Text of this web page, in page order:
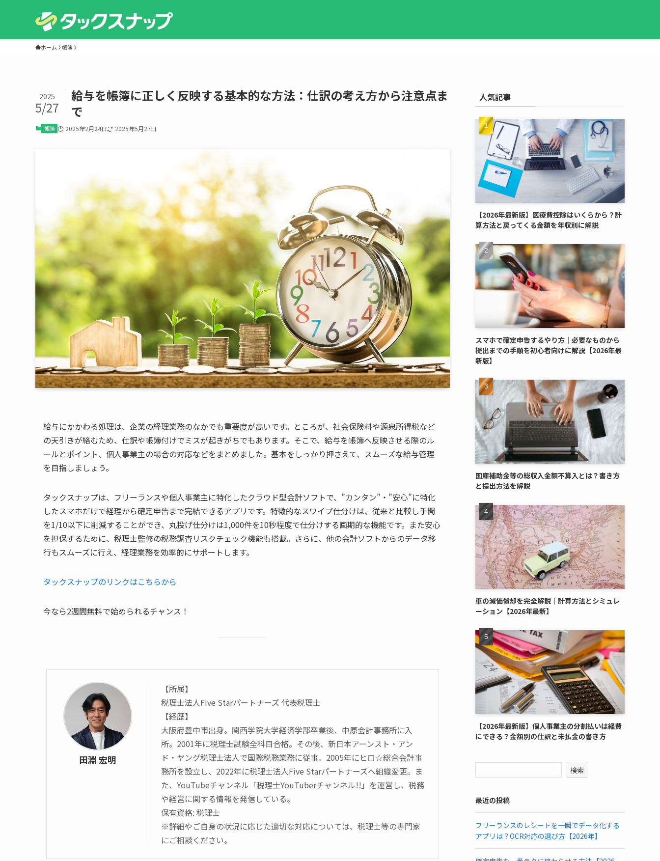
ホーム 帳簿
給与を帳簿に正しく反映する基本的な方法：仕訳の考え方から注意点ま
で
2025
5/27
帳簿 2025年2月24日 2025年5月27日
給与にかかわる処理は、企業の経理業務のなかでも重要度が高いです。ところが、社会保険料や源泉所得税など
の天引きが絡むため、仕訳や帳簿付けでミスが起きがちでもあります。そこで、給与を帳簿へ反映させる際のル
ールとポイント、個人事業主の場合の対応などをまとめました。基本をしっかり押さえて、スムーズな給与管理
を目指しましょう。
タックスナップは、フリーランスや個人事業主に特化したクラウド型会計ソフトで、”カンタン”・”安心”に特化
したスマホだけで経理から確定申告まで完結できるアプリです。特徴的なスワイプ仕分けは、従来と比較し手間
を1/10以下に削減することができ、丸投げ仕分けは1,000件を10秒程度で仕分けする画期的な機能です。また安心
を担保するために、税理士監修の税務調査リスクチェック機能も搭載。さらに、他の会計ソフトからのデータ移
行もスムーズに行え、経理業務を効率的にサポートします。
タックスナップのリンクはこちらから
今なら2週間無料で始められるチャンス！
田淵 宏明
【所属】
税理士法人Five Starパートナーズ 代表税理士
【経歴】
大阪府豊中市出身。関西学院大学経済学部卒業後、中原会計事務所に入
所。2001年に税理士試験全科目合格。その後、新日本アーンスト・アン
ド・ヤング税理士法人で国際税務業務に従事。2005年にヒロ☆総合会計事
務所を設立し、2022年に税理士法人Five Starパートナーズへ組織変更。ま
た、YouTubeチャンネル「税理士YouTuberチャンネル!!」を運営し、税務
や経営に関する情報を発信している。
保有資格: 税理士
※詳細やご自身の状況に応じた適切な対応については、税理士等の専門家
にご相談ください。
人気記事
【2026年最新版】医療費控除はいくらから？計
算方法と戻ってくる金額を年収別に解説
スマホで確定申告するやり方｜必要なものから
提出までの手順を初心者向けに解説【2026年最
新版】
国庫補助金等の総収入金額不算入とは？書き方
と提出方法を解説
車の減価償却を完全解説｜計算方法とシミュレ
ーション【2026年最新】
【2026年最新版】個人事業主の分割払いは経費
にできる？金額別の仕訳と未払金の書き方
検索
最近の投稿
フリーランスのレシートを一瞬でデータ化する
アプリは？OCR対応の選び方【2026年】